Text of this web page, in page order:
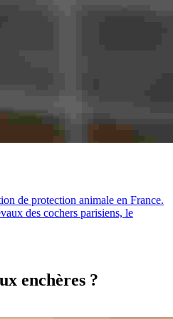
de protection animale en France.
des cochers parisiens, le
enchères ?